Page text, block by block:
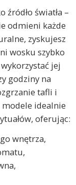
źródło światła –
odmieni każde
zyskujesz
wosku szybko
jej
godziny na
tafli i
idealnie
oferując:
wnętrza,